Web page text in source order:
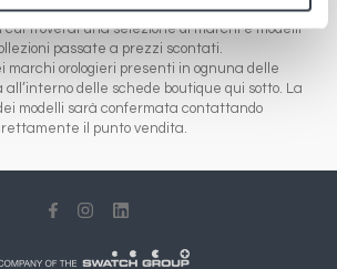
economica alla gamma di lusso, e le
cui troverai una selezione di marchi e modelli
passate a prezzi scontati.
marchi orologieri presenti in ognuna delle
delle schede boutique qui sotto. La
modelli sarà confermata contattando
il punto vendita.